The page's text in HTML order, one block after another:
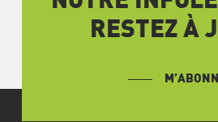
RESTEZ À